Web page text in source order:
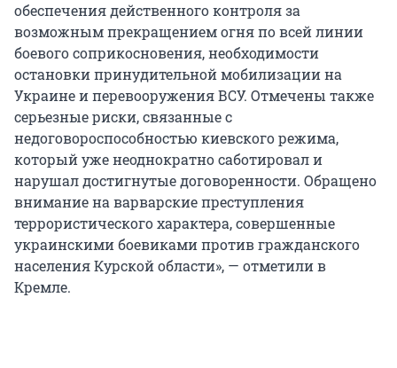
обеспечения действенного контроля за
возможным прекращением огня по всей линии
боевого соприкосновения, необходимости
остановки принудительной мобилизации на
Украине и перевооружения ВСУ. Отмечены также
серьезные риски, связанные с
недоговороспособностью киевского режима,
который уже неоднократно саботировал и
нарушал достигнутые договоренности. Обращено
внимание на варварские преступления
террористического характера, совершенные
украинскими боевиками против гражданского
населения Курской области», — отметили в
Кремле.